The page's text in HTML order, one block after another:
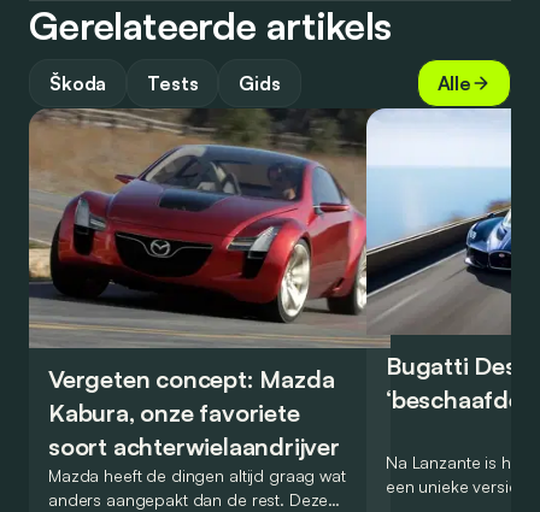
Gerelateerde artikels
Škoda Tests Gids Alle
Vergeten concept: Mazda
Kabura, onze favoriete
soort achterwielaandrijver
Mazda heeft de dingen altijd graag wat
anders aangepakt dan de rest. Deze
Bugatti
‘beschaafde’
Na Lanzante is het
een unieke versie